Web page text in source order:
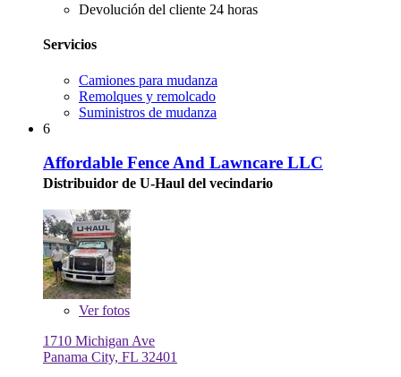
Devolución del cliente 24 horas
Servicios
Camiones para mudanza
Remolques y remolcado
Suministros de mudanza
6
Affordable Fence And Lawncare LLC
Distribuidor de U-Haul del vecindario
Verfotos
1710 Michigan Ave
Panama City, FL 32401